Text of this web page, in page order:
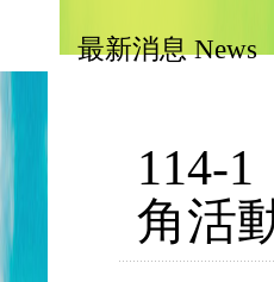
最新消息 News
114-
角活